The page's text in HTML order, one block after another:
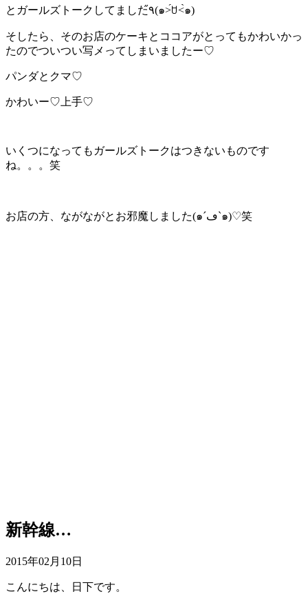
とガールズトークしてました٩̋(๑˃́ꇴ˂̀๑)
そしたら、そのお店のケーキとココアがとってもかわいかっ
たのでついつい写メってしまいましたー♡
パンダとクマ♡
かわいー♡上手♡
いくつになってもガールズトークはつきないものです
ね。。。笑
お店の方、ながながとお邪魔しました(๑´ڡ`๑)♡笑
新幹線…
2015年02月10日
こんにちは、日下です。